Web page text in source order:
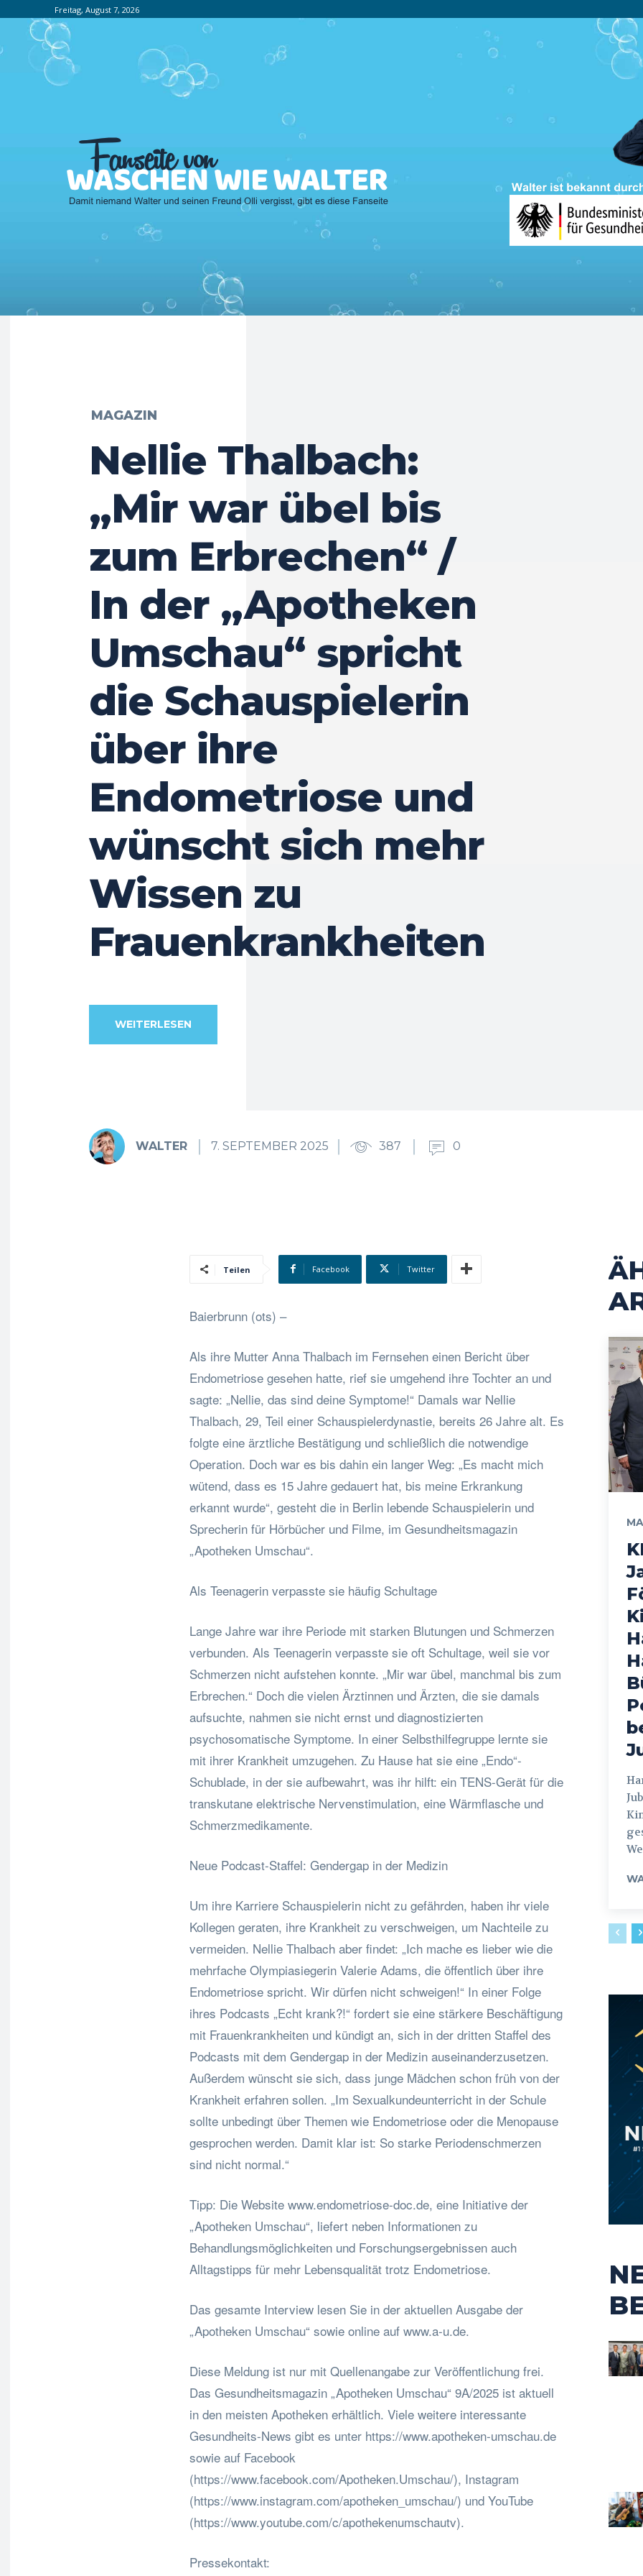
Freitag, August 7, 2026
MAGAZIN
Nellie Thalbach:
„Mir war übel bis
zum Erbrechen“ /
In der „Apotheken
Umschau“ spricht
die Schauspielerin
über ihre
Endometriose und
wünscht sich mehr
Wissen zu
Frauenkrankheiten
WEITERLESEN
WALTER 7. SEPTEMBER 2025 387 0
Teilen Facebook Twitter
Baierbrunn (ots) –
Als ihre Mutter Anna Thalbach im Fernsehen einen Bericht über
Endometriose gesehen hatte, rief sie umgehend ihre Tochter an und
sagte: „Nellie, das sind deine Symptome!“ Damals war Nellie
Thalbach, 29, Teil einer Schauspielerdynastie, bereits 26 Jahre alt. Es
folgte eine ärztliche Bestätigung und schließlich die notwendige
Operation. Doch war es bis dahin ein langer Weg: „Es macht mich
wütend, dass es 15 Jahre gedauert hat, bis meine Erkrankung
erkannt wurde“, gesteht die in Berlin lebende Schauspielerin und
Sprecherin für Hörbücher und Filme, im Gesundheitsmagazin
„Apotheken Umschau“.
Als Teenagerin verpasste sie häufig Schultage
Lange Jahre war ihre Periode mit starken Blutungen und Schmerzen
verbunden. Als Teenagerin verpasste sie oft Schultage, weil sie vor
Schmerzen nicht aufstehen konnte. „Mir war übel, manchmal bis zum
Erbrechen.“ Doch die vielen Ärztinnen und Ärzten, die sie damals
aufsuchte, nahmen sie nicht ernst und diagnostizierten
psychosomatische Symptome. In einer Selbsthilfegruppe lernte sie
mit ihrer Krankheit umzugehen. Zu Hause hat sie eine „Endo“-
Schublade, in der sie aufbewahrt, was ihr hilft: ein TENS-Gerät für die
transkutane elektrische Nervenstimulation, eine Wärmflasche und
Schmerzmedikamente.
Neue Podcast-Staffel: Gendergap in der Medizin
Um ihre Karriere Schauspielerin nicht zu gefährden, haben ihr viele
Kollegen geraten, ihre Krankheit zu verschweigen, um Nachteile zu
vermeiden. Nellie Thalbach aber findet: „Ich mache es lieber wie die
mehrfache Olympiasiegerin Valerie Adams, die öffentlich über ihre
Endometriose spricht. Wir dürfen nicht schweigen!“ In einer Folge
ihres Podcasts „Echt krank?!“ fordert sie eine stärkere Beschäftigung
mit Frauenkrankheiten und kündigt an, sich in der dritten Staffel des
Podcasts mit dem Gendergap in der Medizin auseinanderzusetzen.
Außerdem wünscht sie sich, dass junge Mädchen schon früh von der
Krankheit erfahren sollen. „Im Sexualkundeunterricht in der Schule
sollte unbedingt über Themen wie Endometriose oder die Menopause
gesprochen werden. Damit klar ist: So starke Periodenschmerzen
sind nicht normal.“
Tipp: Die Website www.endometriose-doc.de, eine Initiative der
„Apotheken Umschau“, liefert neben Informationen zu
Behandlungsmöglichkeiten und Forschungsergebnissen auch
Alltagstipps für mehr Lebensqualität trotz Endometriose.
Das gesamte Interview lesen Sie in der aktuellen Ausgabe der
„Apotheken Umschau“ sowie online auf www.a-u.de.
Diese Meldung ist nur mit Quellenangabe zur Veröffentlichung frei.
Das Gesundheitsmagazin „Apotheken Umschau“ 9A/2025 ist aktuell
in den meisten Apotheken erhältlich. Viele weitere interessante
Gesundheits-News gibt es unter https://www.apotheken-umschau.de
sowie auf Facebook
(https://www.facebook.com/Apotheken.Umschau/), Instagram
(https://www.instagram.com/apotheken_umschau/) und YouTube
(https://www.youtube.com/c/apothekenumschautv).
Pressekontakt: